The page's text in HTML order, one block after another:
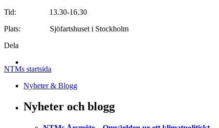
Tid: 13.30-16.30
Plats: Sjöfartshuset i Stockholm
Dela
NTMs startsida
Nyheter & Blogg
Nyheter och blogg